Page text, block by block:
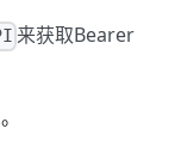
来获取Bearer